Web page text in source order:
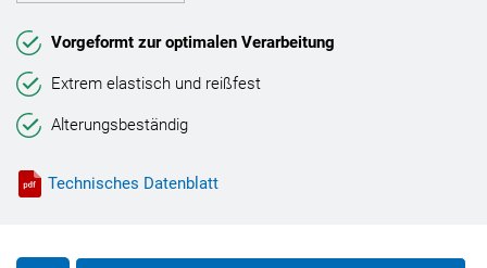
Vorgeformt zur optimalen Verarbeitung
Extrem elastisch und reißfest
Alterungsbeständig
Technisches Datenblatt